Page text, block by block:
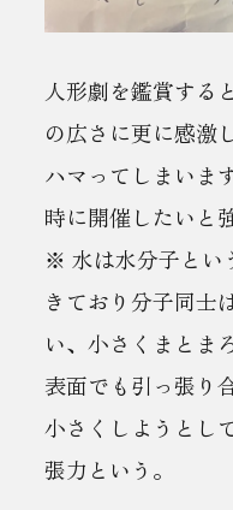
人形劇を鑑賞する
の広さに更に感激
ハマってしまいま
時に開催したいと
※ 水は水分子とい
きており分子同士
い、小さくまとま
表面でも引っ張り
小さくしようとし
張力という。